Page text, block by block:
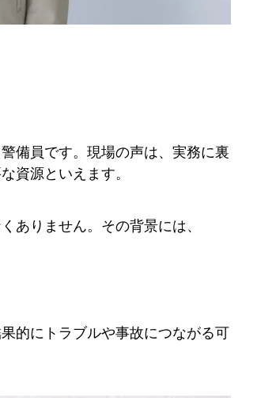
備員です。現場の声は、実務に裏
資源といえます。
ありません。その背景には、
的にトラブルや事故につながる可